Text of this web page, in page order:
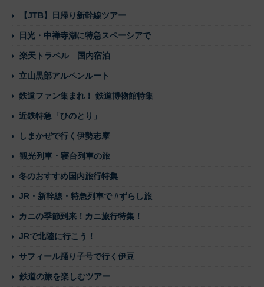
【JTB】日帰り新幹線ツアー
日光・中禅寺湖に特急スペーシアで
楽天トラベル 国内宿泊
立山黒部アルペンルート
鉄道ファン集まれ！ 鉄道博物館特集
近鉄特急「ひのとり」
しまかぜで行く伊勢志摩
観光列車・寝台列車の旅
冬のおすすめ国内旅行特集
JR・新幹線・特急列車で #ずらし旅
カニの季節到来！カニ旅行特集！
JRで北陸に行こう！
サフィール踊り子号で行く伊豆
鉄道の旅を楽しむツアー